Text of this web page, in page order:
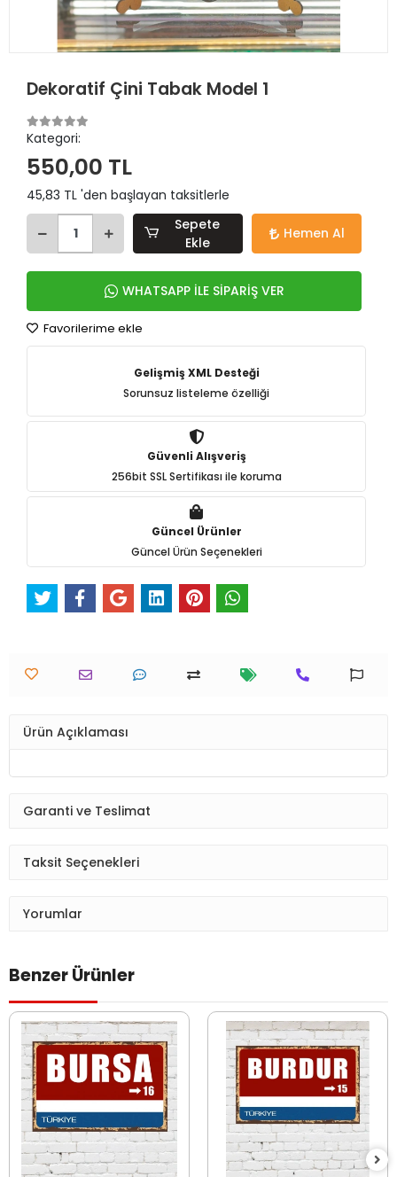
Dekoratif Çini Tabak Model 1
Kategori:
550,00 TL
45,83 TL 'den başlayan taksitlerle
Sepete
Ekle
Hemen Al
WHATSAPP İLE SİPARİŞ VER
Favorilerime ekle
Gelişmiş XML Desteği
Sorunsuz listeleme özelliği
Güvenli Alışveriş
256bit SSL Sertifikası ile koruma
Güncel Ürünler
Güncel Ürün Seçenekleri
Ürün Açıklaması
Garanti ve Teslimat
Taksit Seçenekleri
Yorumlar
Benzer Ürünler